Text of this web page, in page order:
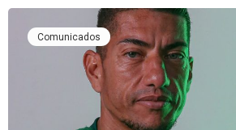
Comunicados